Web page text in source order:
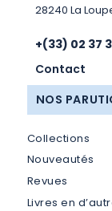
28240 La
+(33) 02 37
Contact
NOS
Collections
Nouveautés
Revues
Livres en